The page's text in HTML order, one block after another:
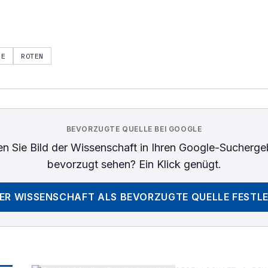
ROTEN
BEVORZUGTE QUELLE BEI GOOGLE
Sie Bild der Wissenschaftin Ihren Google-
bevorzugt sehen? Ein Klick genügt.
WISSENSCHAFT ALS BEVORZUGTE QUELLE